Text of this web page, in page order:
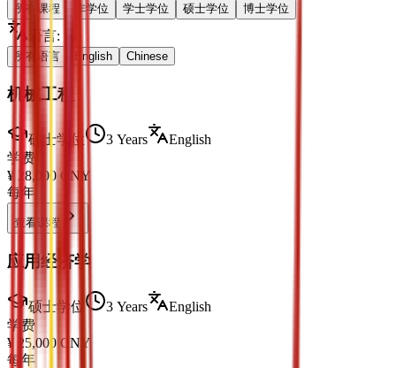
所有课程 非学位 学士学位 硕士学位 博士学位
语言:
所有语言 English Chinese
机械工程
硕士学位 3 Years
English
学费
¥ 28,000 CNY
每年
查看课程
应用经济学
硕士学位 3 Years
English
学费
¥ 25,000 CNY
每年